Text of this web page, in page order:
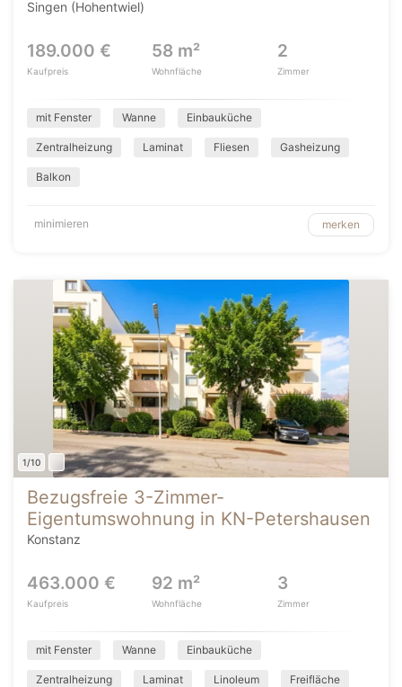
Singen (Hohentwiel)
189.000 €
Kaufpreis
58 m²
Wohnfläche
2
Zimmer
mit Fenster Wanne Einbauküche
Zentralheizung Laminat Fliesen Gasheizung
Balkon
minimieren merken
1/10
Bezugsfreie 3-Zimmer-
Eigentumswohnung in KN-Petershausen
Konstanz
463.000 €
Kaufpreis
92 m²
Wohnfläche
3
Zimmer
mit Fenster Wanne Einbauküche
Zentralheizung Laminat Linoleum Freifläche